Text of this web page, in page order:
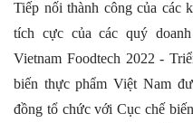
Tiếp nối thành công của các
tích cực của các quý
Vietnam Foodtech 2022 -
biến thực phẩm Việt Nam
đồng tổ chức với Cục chế